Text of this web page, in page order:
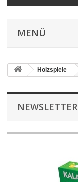
MENÜ
Holzspiele
NEWSLETTER